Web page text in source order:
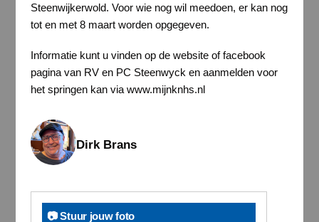
Steenwijkerwold. Voor wie nog wil meedoen, er kan nog
tot en met 8 maart worden opgegeven.
Informatie kunt u vinden op de website of facebook
pagina van RV en PC Steenwyck en aanmelden voor
het springen kan via www.mijnknhs.nl
Dirk Brans
📷 Stuur jouw foto